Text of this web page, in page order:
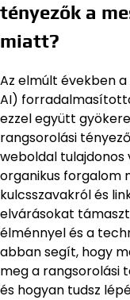
tényezők a
miatt?
Az elmúlt években
AI)
ezzel együtt
rangsorolási
weboldal tulajdonos
organikus forgalom
kulcsszavakról és
elvárásokat
élménnyel és a
abban segít, hogy
meg a rangsorolási
és hogyan tudsz